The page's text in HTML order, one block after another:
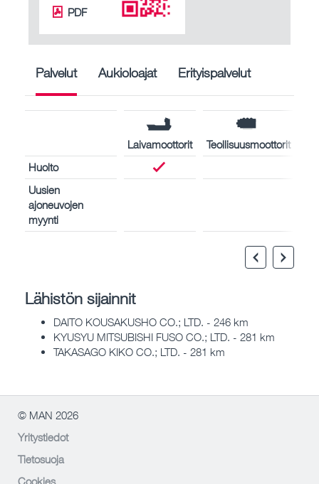
PDF
Palvelut Aukioloajat Erityispalvelut
Laivamoottorit
Teollisuusmoottorit
Huolto
Uusien
ajoneuvojen
myynti
Lähistön sijainnit
DAITO KOUSAKUSHO CO.; LTD. - 246 km
KYUSYU MITSUBISHI FUSO CO.; LTD. - 281 km
TAKASAGO KIKO CO.; LTD. - 281 km
© MAN 2026
Yritystiedot
Tietosuoja
Cookies